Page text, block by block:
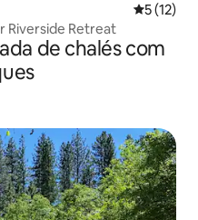
5 de uma
5 (12)
Riverside Retreat
de chalés com